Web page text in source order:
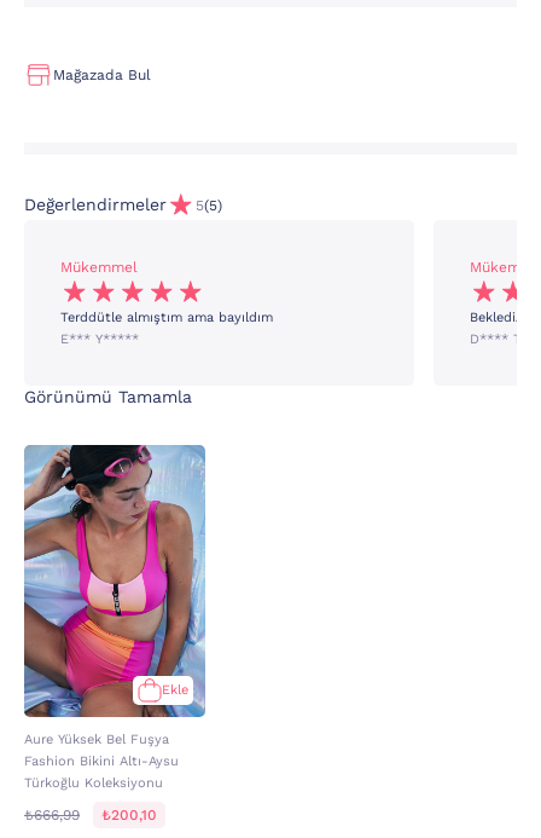
Mağazada Bul
Değerlendirmeler 5(5)
Mükemmel
Terddütle almıştım ama bayıldım
E*** Y*****
D****
Görünümü Tamamla
Ekle
Aure Yüksek Bel Fuşya
Fashion Bikini Altı-Aysu
Türkoğlu Koleksiyonu
₺666,99 ₺200,10